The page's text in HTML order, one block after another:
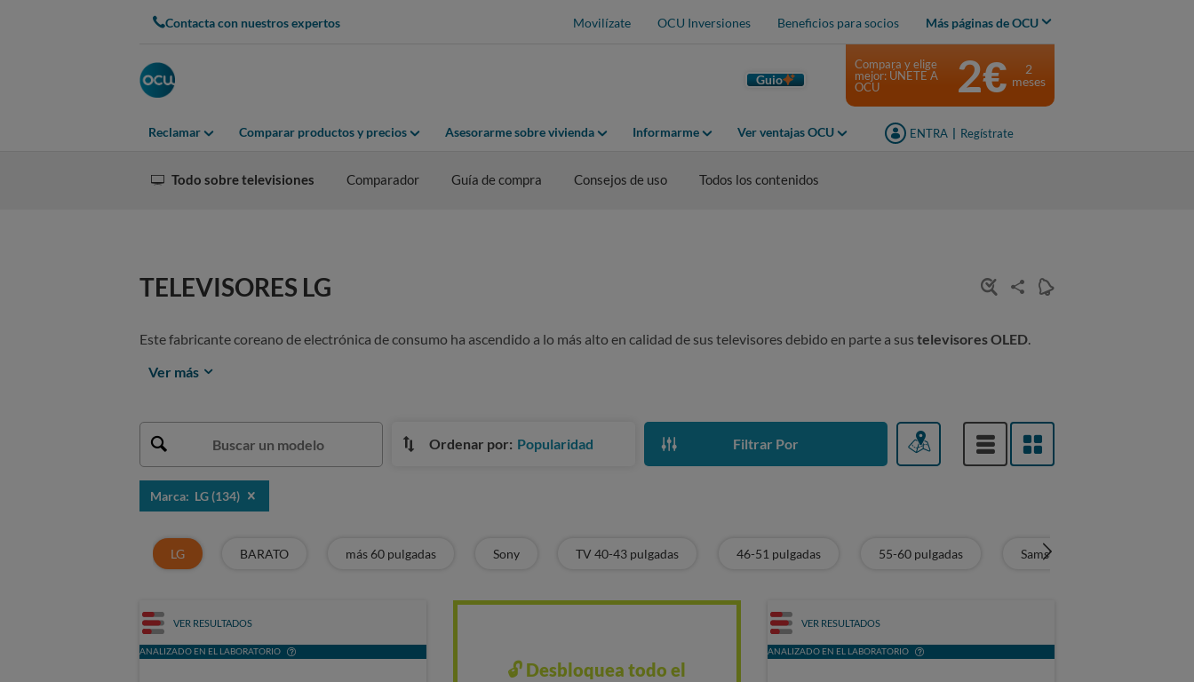
Contacta con nuestros expertos Movilízate OCU Inversiones Beneficios para socios Más páginas de OCU
Guio
Reclamar Comparar productos y precios Asesorarme sobre vivienda Informarme Ver ventajas OCU ENTRA Regístrate
Compara y elige
mejor: ÚNETE A
OCU
2€
2
meses
Todo sobre televisiones Comparador Guía de compra Consejos de uso Todos los contenidos
TELEVISORES LG
Este fabricante coreano de electrónica de consumo ha ascendido a lo más alto en calidad de sus televisores debido en parte a sus televisores OLED.
Ver más
Ordenar por: Popularidad Filtrar Por
Marca: LG (134)
LG BARATO más 60 pulgadas Sony TV 40-43 pulgadas 46-51 pulgadas 55-60 pulgadas Samsung
VER RESULTADOS
ANALIZADO EN EL LABORATORIO
🔓 Desbloquea todo el
VER RESULTADOS
ANALIZADO EN EL LABORATORIO